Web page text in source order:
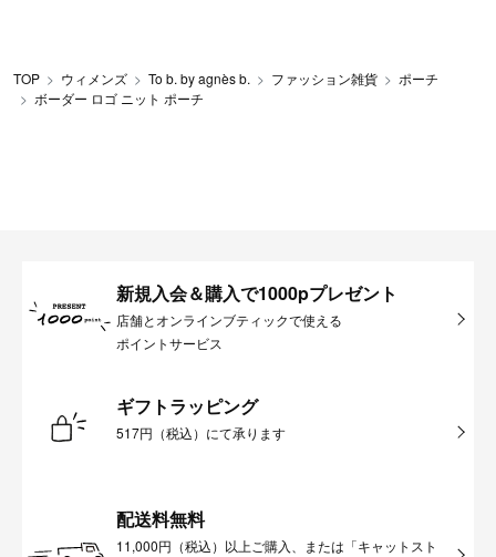
TOP ウィメンズ To b. by agnès b. ファッション雑貨
ポーチ
ボーダー ロゴ ニット ポーチ
新規入会＆購入で1000pプレゼント
店舗とオンラインブティックで使える
ポイントサービス
ギフトラッピング
517円（税込）にて承ります
配送料無料
11,000円（税込）以上ご購入、または「キャットスト